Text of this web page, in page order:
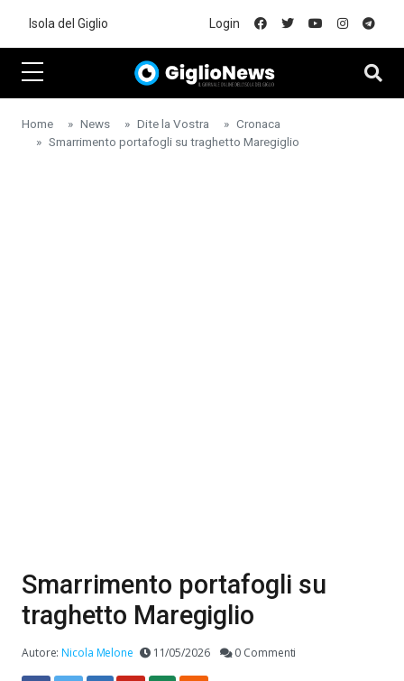
Isola del Giglio Login
Home News Dite la Vostra
Cronaca
Smarrimento portafogli su traghetto Maregiglio
Smarrimento portafogli su
traghetto Maregiglio
Autore:Nicola Melone 11/05/2026 0 Commenti